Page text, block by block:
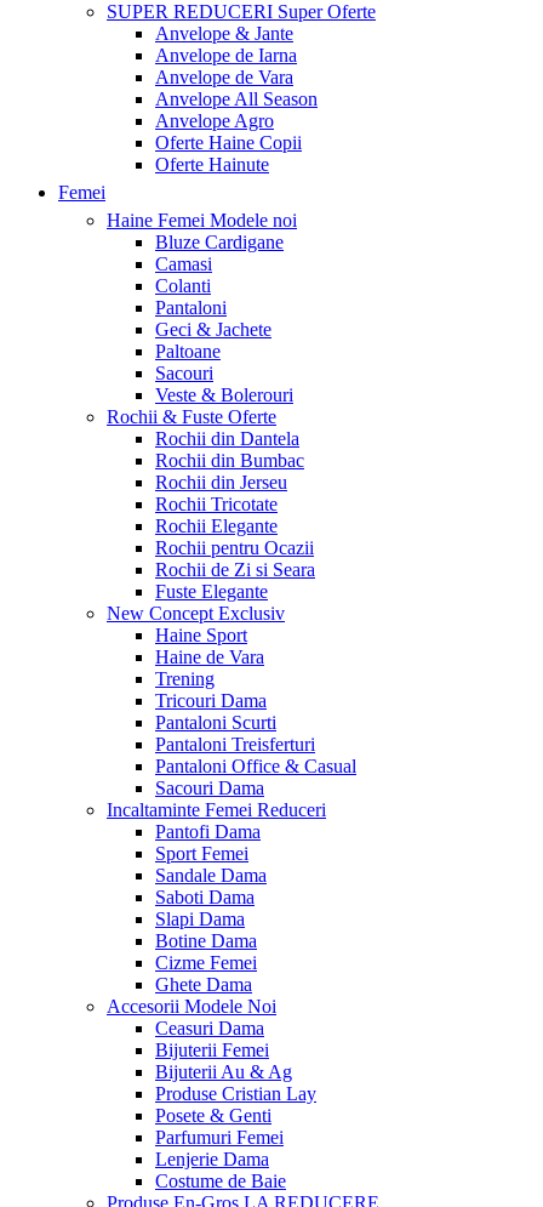
SUPER REDUCERI Super Oferte
Anvelope & Jante
Anvelope de Iarna
Anvelope de Vara
Anvelope All Season
Anvelope Agro
Oferte Haine Copii
Oferte Hainute
Femei
Haine Femei Modele noi
Bluze Cardigane
Camasi
Colanti
Pantaloni
Geci & Jachete
Paltoane
Sacouri
Veste & Bolerouri
Rochii & Fuste Oferte
Rochii din Dantela
Rochii din Bumbac
Rochii din Jerseu
Rochii Tricotate
Rochii Elegante
Rochii pentru Ocazii
Rochii de Zi si Seara
Fuste Elegante
New Concept Exclusiv
Haine Sport
Haine de Vara
Trening
Tricouri Dama
Pantaloni Scurti
Pantaloni Treisferturi
Pantaloni Office & Casual
Sacouri Dama
Incaltaminte Femei Reduceri
Pantofi Dama
Sport Femei
Sandale Dama
Saboti Dama
Slapi Dama
Botine Dama
Cizme Femei
Ghete Dama
Accesorii Modele Noi
Ceasuri Dama
Bijuterii Femei
Bijuterii Au & Ag
Produse Cristian Lay
Posete & Genti
Parfumuri Femei
Lenjerie Dama
Costume de Baie
Produse En-Gros LA REDUCERE